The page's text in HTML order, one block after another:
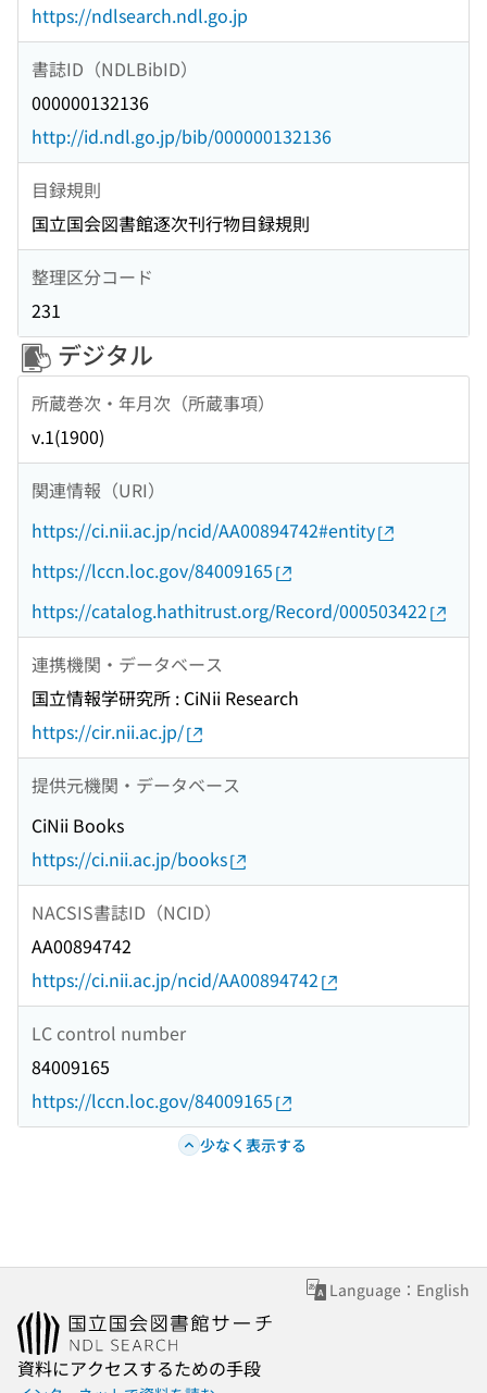
https://ndlsearch.ndl.go.jp
書誌ID（NDLBibID）
000000132136
http://id.ndl.go.jp/bib/000000132136
目録規則
国立国会図書館逐次刊行物目録規則
整理区分コード
231
デジタル
所蔵巻次・年月次（所蔵事項）
v.1(1900)
関連情報（URI）
https://ci.nii.ac.jp/ncid/AA00894742#entity
https://lccn.loc.gov/84009165
https://catalog.hathitrust.org/Record/000503422
連携機関・データベース
国立情報学研究所 : CiNii Research
https://cir.nii.ac.jp/
提供元機関・データベース
CiNii Books
https://ci.nii.ac.jp/books
NACSIS書誌ID（NCID）
AA00894742
https://ci.nii.ac.jp/ncid/AA00894742
LC control number
84009165
https://lccn.loc.gov/84009165
少なく表示する
Language：English
資料にアクセスするための手段